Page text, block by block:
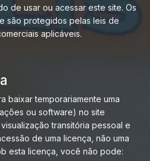
de usar ou acessar este site. Os
são protegidos pelas leis de
aplicáveis.
baixar temporariamente uma
ou software) no site
transitória pessoal e
de uma licença, não uma
esta licença, você não pode: